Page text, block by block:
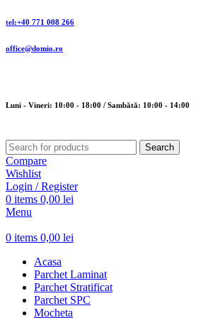
tel:+40 771 008 266
office@domio.ro
Luni - Vineri: 10:00 - 18:00 / Sambătă: 10:00 - 14:00
Search
Compare
Wishlist
Login / Register
0 items 0,00 lei
Menu
0 items 0,00 lei
Acasa
Parchet Laminat
Parchet Stratificat
Parchet SPC
Mocheta